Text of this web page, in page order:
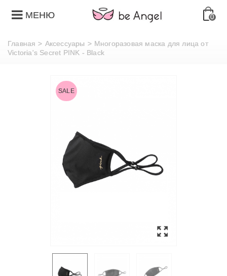
МЕНЮ 0
Главная > Аксессуары > Многоразовая маска для лица от
Victoria's Secret PINK - Black
SALE